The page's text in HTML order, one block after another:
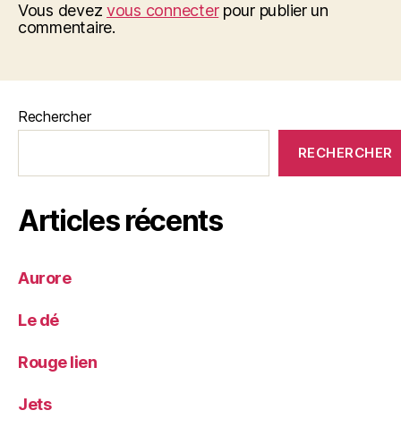
Vous devezvous connecterpour publier un
commentaire.
Rechercher
RECHERCHER
Articles récents
Aurore
Le dé
Rouge lien
Jets